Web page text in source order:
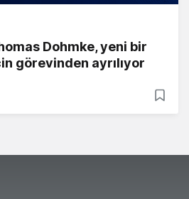
Dohmke, yeni bir
görevinden ayrılıyor